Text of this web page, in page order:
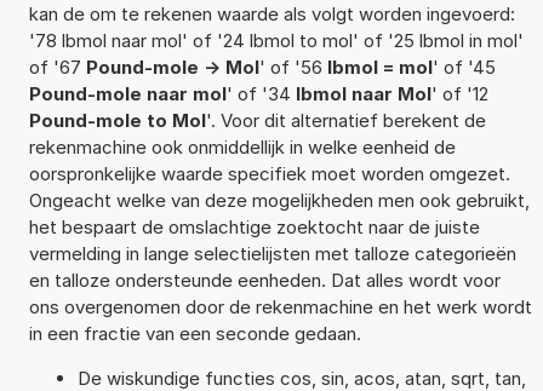
kan de om te rekenen waarde als volgt worden ingevoerd:
'78 lbmol naar mol' of '24 lbmol to mol' of '25 lbmol in mol'
of '67 Pound-mole -> Mol' of '56 lbmol = mol' of '45
Pound-mole naar mol' of '34 lbmol naar Mol' of '12
Pound-mole to Mol'. Voor dit alternatief berekent de
rekenmachine ook onmiddellijk in welke eenheid de
oorspronkelijke waarde specifiek moet worden omgezet.
Ongeacht welke van deze mogelijkheden men ook gebruikt,
het bespaart de omslachtige zoektocht naar de juiste
vermelding in lange selectielijsten met talloze categorieën
en talloze ondersteunde eenheden. Dat alles wordt voor
ons overgenomen door de rekenmachine en het werk wordt
in een fractie van een seconde gedaan.
De wiskundige functies cos, sin, acos, atan, sqrt, tan,